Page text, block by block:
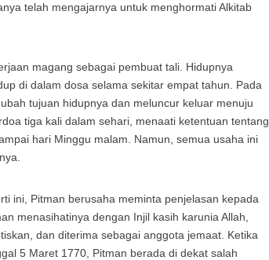
telah mengajarnya untuk menghormati Alkitab
magang sebagai pembuat tali. Hidupnya
di dalam dosa selama sekitar empat tahun. Pada
tujuan hidupnya dan meluncur keluar menuju
tiga kali dalam sehari, menaati ketentuan tentang
hari Minggu malam. Namun, semua usaha ini
ini, Pitman berusaha meminta penjelasan kepada
menasihatinya dengan Injil kasih karunia Allah,
dan diterima sebagai anggota jemaat. Ketika
5 Maret 1770, Pitman berada di dekat salah